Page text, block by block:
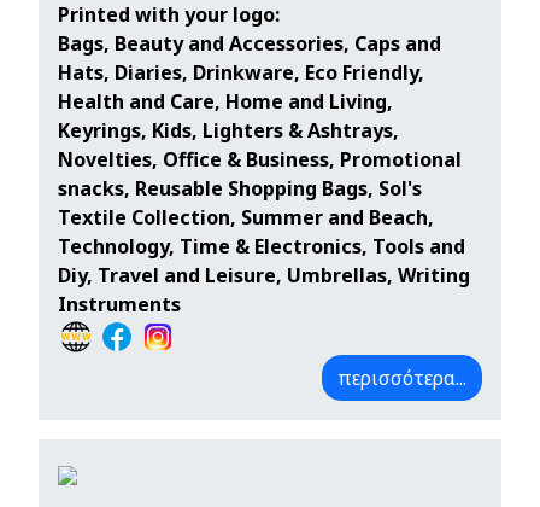
Printed with your logo:
Bags, Beauty and Accessories, Caps and
Hats, Diaries, Drinkware, Eco Friendly,
Health and Care, Home and Living,
Keyrings, Kids, Lighters & Ashtrays,
Novelties, Office & Business, Promotional
snacks, Reusable Shopping Bags, Sol's
Textile Collection, Summer and Beach,
Technology, Time & Electronics, Tools and
Diy, Travel and Leisure, Umbrellas, Writing
Instruments
περισσότερα...